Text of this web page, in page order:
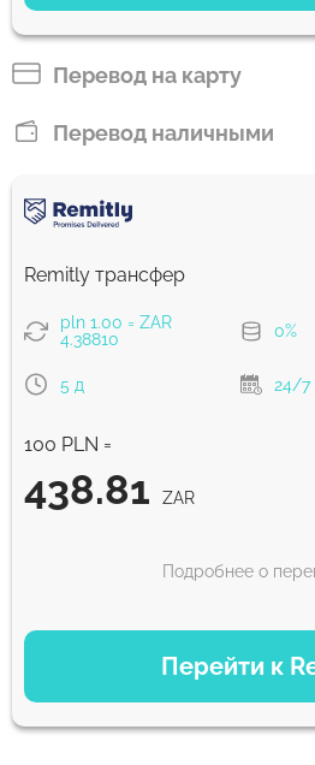
381.48 ZAR
Комиссия Strumok, всегда 0%
Перевод на карту
Перевод наличными
Remitly трансфер
pln 1.00 = ZAR
4.38810
0%
5 д 24/7
100 PLN =
438.81 ZAR
Перейти к
Подробнее о
ВАРИАНТЫ ОПЛАТЫ
Экономный
438.81 ZAR